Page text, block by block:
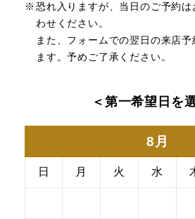
恐れ入りますが、当日のご予約
わせください。
また、フォームでの翌日の来店
ます。予めご了承ください。
＜第一希望日を
8月
日 月 火 水